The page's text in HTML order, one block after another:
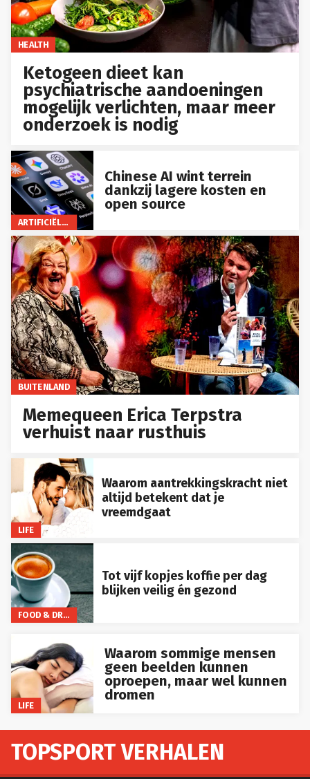
HEALTH
Ketogeen dieet kan
psychiatrische aandoeningen
mogelijk verlichten, maar meer
onderzoek is nodig
ARTIFICIËLE INTELLIGENTIE
Chinese AI wint terrein
dankzij lagere kosten en
open source
BUITENLAND
Memequeen Erica Terpstra
verhuist naar rusthuis
LIFE
Waarom aantrekkingskracht niet
altijd betekent dat je
vreemdgaat
FOOD & DRINKS
Tot vijf kopjes koffie per dag
blijken veilig én gezond
LIFE
Waarom sommige mensen
geen beelden kunnen
oproepen, maar wel kunnen
dromen
TOPSPORT VERHALEN